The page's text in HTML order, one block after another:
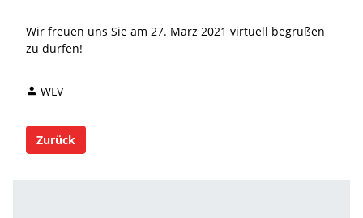
Wir freuen uns Sie am 27. März 2021 virtuell begrüßen
zu dürfen!
WLV
Zurück